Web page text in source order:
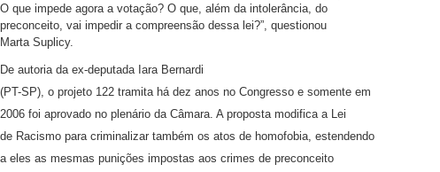
O que impede agora a votação? O que, além da intolerância, do
preconceito, vai impedir a compreensão dessa lei?”, questionou
Marta Suplicy.
De autoria da ex-deputada Iara Bernardi
(PT-SP), o projeto 122 tramita há dez anos no Congresso e somente em
2006 foi aprovado no plenário da Câmara. A proposta modifica a Lei
de Racismo para criminalizar também os atos de homofobia, estendendo
a eles as mesmas punições impostas aos crimes de preconceito